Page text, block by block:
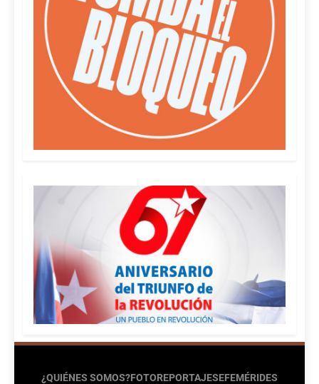
¿QUIÉNES SOMOS?FOTOREPORTAJESEFEMÉRIDES